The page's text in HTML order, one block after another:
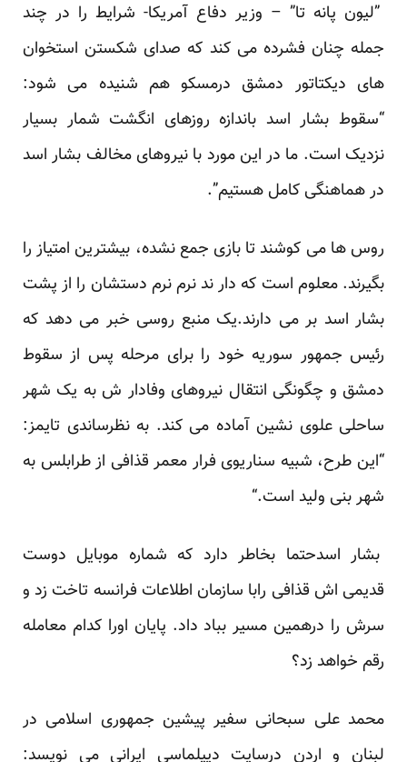
”لیون پانه تا” – وزیر دفاع آمریکا- شرایط را در چند
جمله چنان فشرده می کند که صدای شکستن استخوان
های دیکتاتور دمشق درمسکو هم شنیده می شود:
“سقوط بشار اسد باندازه روزهای انگشت شمار بسیار
نزدیک است. ما در این مورد با نیروهای مخالف بشار اسد
در هماهنگی کامل هستیم”.
روس ها می کوشند تا بازی جمع نشده، بیشترین امتیاز را
بگیرند. معلوم است که دار ند نرم نرم دستشان را از پشت
بشار اسد بر می دارند.یک منبع روسی خبر می دهد که
رئیس جمهور سوریه خود را برای مرحله پس از سقوط
دمشق و چگونگی انتقال نیروهای وفادار ش به یک شهر
ساحلی علوی نشین آماده می کند. به نظرساندی تایمز:
“این طرح، شبیه سناریوی فرار معمر قذافی از طرابلس به
شهر بنی ولید است.“
بشار اسدحتما بخاطر دارد که شماره موبایل دوست
قدیمی اش قذافی رابا سازمان اطلاعات فرانسه تاخت زد و
سرش را درهمین مسیر بباد داد. پایان اورا کدام معامله
رقم خواهد زد؟
محمد علی سبحانی سفیر پیشین جمهوری اسلامی در
لبنان و اردن درسایت دیپلماسی ایرانی می نویسد: